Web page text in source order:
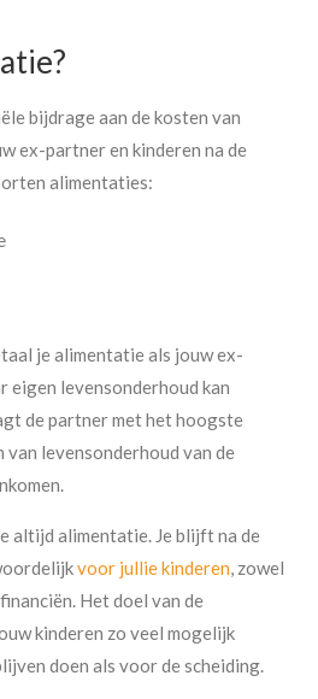
bijdrage aan de kosten van
ex-partner en kinderen na de
alimentaties:
je alimentatie als jouw ex-
eigen levensonderhoud kan
de partner met het hoogste
van levensonderhoud van de
altijd alimentatie. Je blijft na de
voor jullie kinderen, zowel
Het doel van de
kinderen zo veel mogelijk
doen als voor de scheiding.